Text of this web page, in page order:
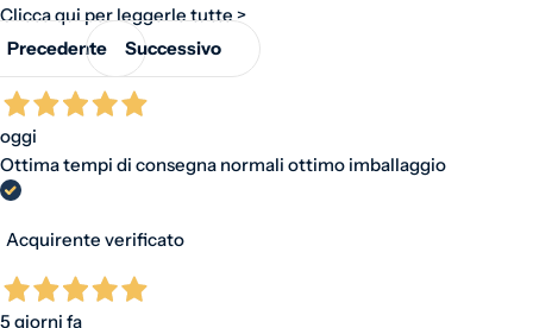
Clicca qui per leggerle tutte >
Precedente
Successivo
oggi
Ottima tempi di consegna normali ottimo imballaggio
Acquirente verificato
5 giorni fa